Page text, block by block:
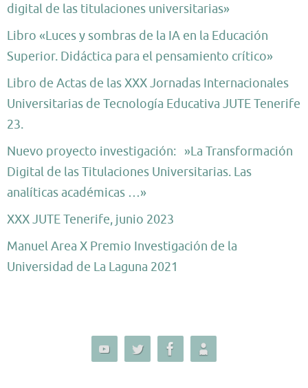
digital de las titulaciones universitarias»
Libro «Luces y sombras de la IA en la Educación
Superior. Didáctica para el pensamiento crítico»
Libro de Actas de las XXX Jornadas Internacionales
Universitarias de Tecnología Educativa JUTE Tenerife
23.
Nuevo proyecto investigación: »La Transformación
Digital de las Titulaciones Universitarias. Las
analíticas académicas …»
XXX JUTE Tenerife, junio 2023
Manuel Area X Premio Investigación de la
Universidad de La Laguna 2021